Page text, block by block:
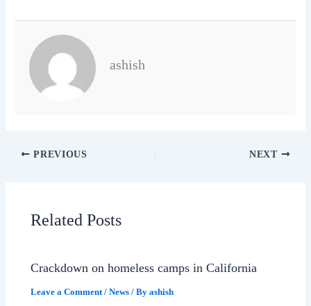
ashish
PREVIOUS NEXT
Related Posts
Crackdown on homeless camps in California
Leave a Comment /News / Byashish